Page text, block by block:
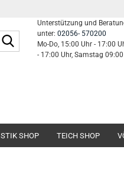
Suche...
Unterstützung und
unter: 02056- 570200
Mo-Do, 15:00 Uhr - 17:00
- 17:00 Uhr, Samstag
SHOP TEICH SHOP